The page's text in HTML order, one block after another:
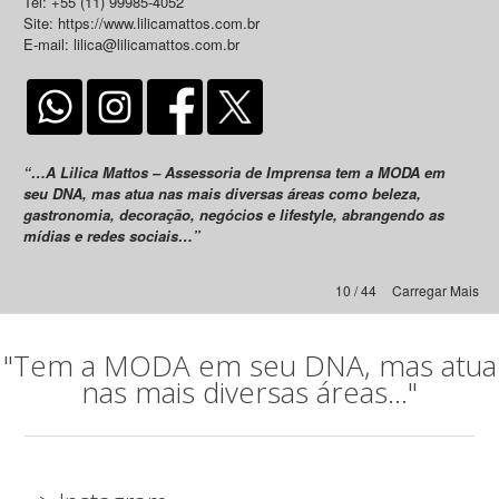
Site: https://www.lilicamattos.com.br
E-mail: lilica@lilicamattos.com.br
“…A Lilica Mattos – Assessoria de Imprensa tem a MODA em
seu DNA, mas atua nas mais diversas áreas como beleza,
gastronomia, decoração, negócios e lifestyle, abrangendo as
mídias e redes sociais…”
Carregar Mais
10 / 44
"Tem a MODA em seu DNA, mas atua
nas mais diversas áreas..."